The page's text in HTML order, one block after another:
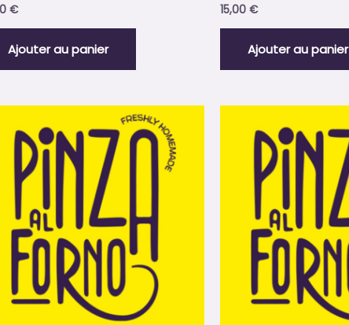
€
Ajouter au panier
15,00 €
Ajouter au panier